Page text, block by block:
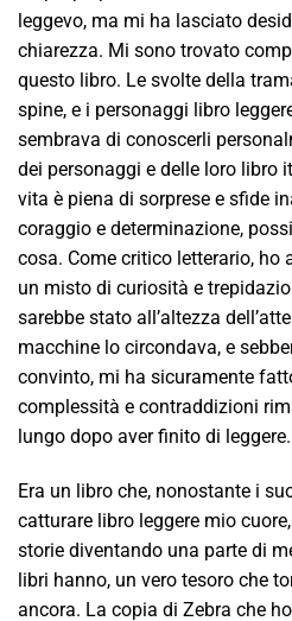
leggevo, ma mi ha lasciato
chiarezza. Mi sono trovato
questo libro. Le svolte della
spine, e i personaggi libro
sembrava di conoscerli
dei personaggi e delle loro libro
vita è piena di sorprese e sfide
coraggio e determinazione,
cosa. Come critico letterario,
un misto di curiosità e
sarebbe stato all’altezza
macchine lo circondava, e
convinto, mi ha sicuramente
complessità e contraddizioni
lungo dopo aver finito di leggere.
Era un libro che, nonostante i
catturare libro leggere mio
storie diventando una parte di
libri hanno, un vero tesoro che
ancora. La copia di Zebra che